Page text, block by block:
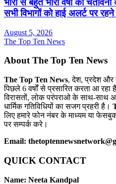
भारी से बहुत भारी वर्षा की
सभी विभागों को हाई अलर्ट पर
August 5, 2026
The Top Ten News
About The Top Ten News
The Top Ten News, देश, प्रदेश और
पिछले 6 वर्षों से प्रसारित करता आ
विरासतों, लोक परंपराओ के साथ-साथ
धार्मिक गतिविधियों का सजग प्रहरी है।
लिए हमारे फोन नंबर के माध्यम या
पर सम्पर्क करे।
Email:
QUICK CONTACT
Name: Neeta Kandpal